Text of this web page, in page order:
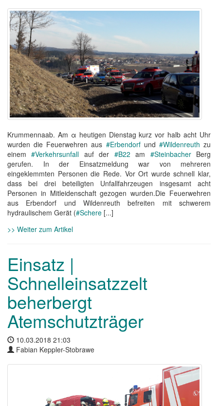
Krummennaab. Am α heutigen Dienstag kurz vor halb acht Uhr
wurden die Feuerwehren aus #Erbendorfund #Wildenreuth zu
einem#Verkehrsunfall auf der #B22 am #SteinbacherBerg
gerufen. In der Einsatzmeldung war von mehreren
eingeklemmten Personen die Rede. Vor Ort wurde schnell klar,
dass bei drei beteiligten Unfallfahrzeugen insgesamt acht
Personen in Mitleidenschaft gezogen wurden.Die Feuerwehren
aus Erbendorf und Wildenreuth befreiten mit schwerem
hydraulischem Gerät (#Schere [...]
>> Weiter zum Artikel
Einsatz |
Schnelleinsatzzelt
beherbergt
Atemschutzträger
10.03.2018 21:03
Fabian Keppler-Stobrawe